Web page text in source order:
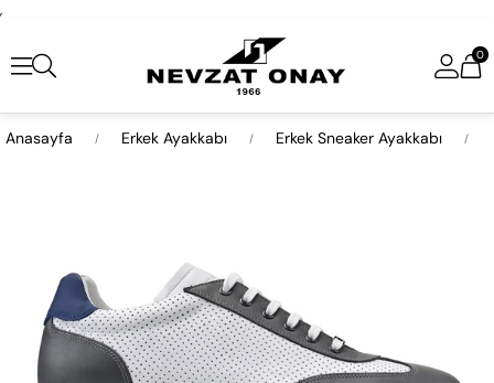
,
0
Anasayfa Erkek Ayakkabı Erkek Sneaker Ayakkabı